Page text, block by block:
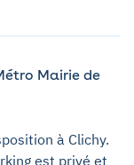
Mairie de
à Clichy.
est privé et